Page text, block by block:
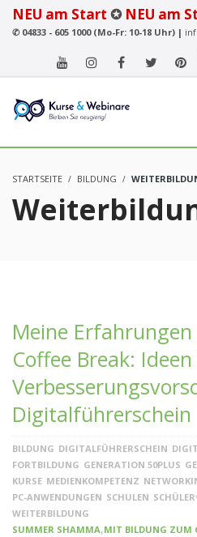
NEU am Start ✪ NEU am
✆04833 - 605 1000 (Mo-Fr: 10-18 Uhr) |
STARTSEITE BILDUNG
Meine
Coffee Break:
Digitalführerschein
BILDUNG DIGITALFÜHRERSCHEIN
FORTBILDUNG GENERATION 50PLUS
KURSE MEDIENKOMPETENZ
PC-ANWENDUNGEN SCHULEN
WEITERBILDUNG
SUMMER SHAMMA,MIT BILDUNG ZUM